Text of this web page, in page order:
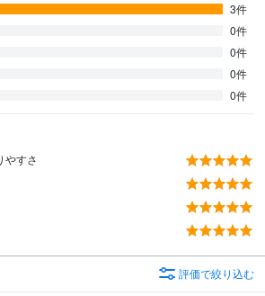
3件
0件
0件
0件
0件
やすさ
評価で絞り込む